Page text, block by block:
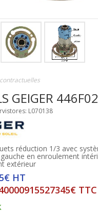
GEIGER
L070138
réduction 1/3 avec
en enroulement
extérieur
HT
TTC